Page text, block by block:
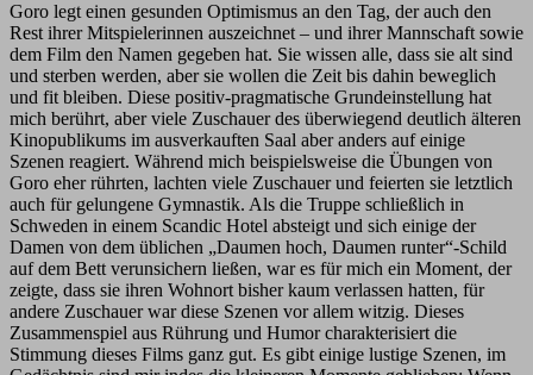
Goro legt einen gesunden Optimismus an den Tag, der auch den
Rest ihrer Mitspielerinnen auszeichnet – und ihrer Mannschaft sowie
dem Film den Namen gegeben hat. Sie wissen alle, dass sie alt sind
und sterben werden, aber sie wollen die Zeit bis dahin beweglich
und fit bleiben. Diese positiv-pragmatische Grundeinstellung hat
mich berührt, aber viele Zuschauer des überwiegend deutlich älteren
Kinopublikums im ausverkauften Saal aber anders auf einige
Szenen reagiert. Während mich beispielsweise die Übungen von
Goro eher rührten, lachten viele Zuschauer und feierten sie letztlich
auch für gelungene Gymnastik. Als die Truppe schließlich in
Schweden in einem Scandic Hotel absteigt und sich einige der
Damen von dem üblichen „Daumen hoch, Daumen runter“-Schild
auf dem Bett verunsichern ließen, war es für mich ein Moment, der
zeigte, dass sie ihren Wohnort bisher kaum verlassen hatten, für
andere Zuschauer war diese Szenen vor allem witzig. Dieses
Zusammenspiel aus Rührung und Humor charakterisiert die
Stimmung dieses Films ganz gut. Es gibt einige lustige Szenen, im